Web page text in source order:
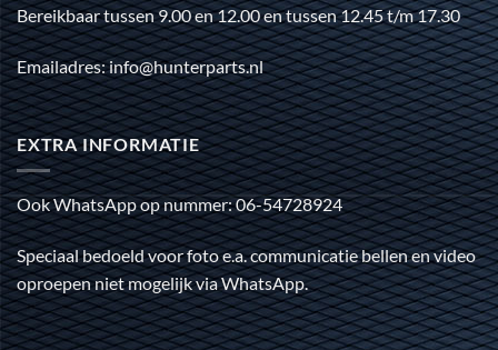
Bereikbaar tussen 9.00 en 12.00 en tussen 12.45 t/m 17.30
Emailadres: info@hunterparts.nl
EXTRA INFORMATIE
Ook WhatsApp op nummer: 06-54728924
Speciaal bedoeld voor foto e.a. communicatie bellen en video
oproepen niet mogelijk via WhatsApp.